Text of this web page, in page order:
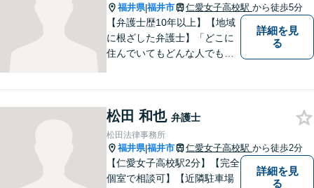
福井県|福井市 仁愛女子高校駅 から徒歩5分
【弁護士歴10年以上】【地域
に根ざした弁護士】「どこに
住んでいてもどんな人でも等
中国語対応】大都市に負けな
い質と幅の法的なサービスを
提供することを目指していま
す。
詳細を見
る
松田 和也 弁護士
松田法律事務所
福井県|福井市 仁愛女子高校駅 から徒歩2分
【仁愛女子高校駅2分】【完全
個室で相談可】【近隣駐車場
詳細を見
る